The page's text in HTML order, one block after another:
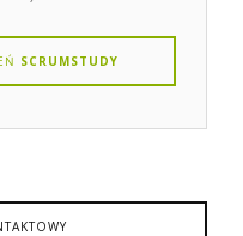
SCRUMSTUDY